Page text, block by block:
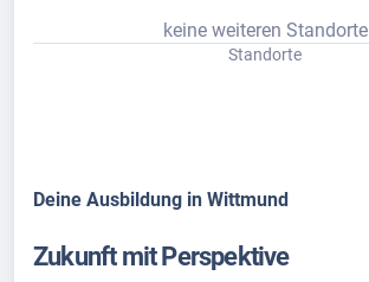
keine weiteren Standorte
Standorte
Deine Ausbildung in Wittmund
Zukunft mit Perspektive